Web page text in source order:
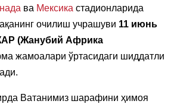
ва Мексика стадионларида
очилиш учрашуви 11 июнь
(Жанубий Африка
жамоалари ўртасидаги шиддатли
Ватанимиз шарафини ҳимоя